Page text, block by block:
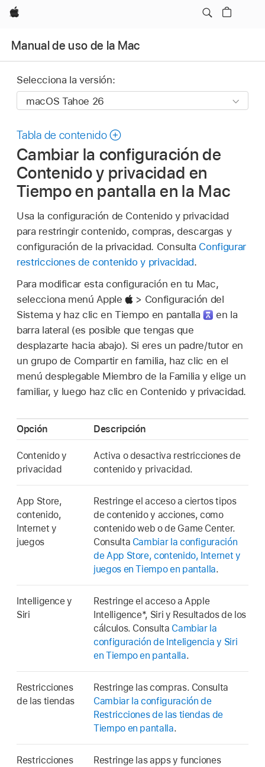
Apple
Manual de uso de la Mac
Selecciona la versión:
Tabla de contenido
Cambiar la configuración de
Contenido y privacidad en
Tiempo en pantalla en la Mac
Usa la configuración de Contenido y privacidad
para restringir contenido, compras, descargas y
configuración de la privacidad. Consulta Configurar
restricciones de contenido y privacidad.
Para modificar esta configuración en tu Mac,
selecciona menú Apple
> Configuración del
Sistema y haz clic en Tiempo en pantalla
en la
barra lateral (es posible que tengas que
desplazarte hacia abajo). Si eres un padre/tutor en
un grupo de Compartir en familia, haz clic en el
menú desplegable Miembro de la Familia y elige un
familiar, y luego haz clic en Contenido y privacidad.
Opción Descripción
Contenido y
privacidad
Activa o desactiva restricciones de
contenido y privacidad.
App Store,
contenido,
Internet y
juegos
Restringe el acceso a ciertos tipos
de contenido y acciones, como
contenido web o de Game Center.
Consulta Cambiar la configuración
de App Store, contenido, Internet y
juegos en Tiempo en pantalla.
Intelligence y
Siri
Restringe el acceso a Apple
Intelligence*, Siri y Resultados de los
cálculos. Consulta Cambiar la
configuración de Inteligencia y Siri
en Tiempo en pantalla.
Restricciones
de las tiendas
Restringe las compras. Consulta
Cambiar la configuración de
Restricciones de las tiendas de
Tiempo en pantalla.
Restricciones
Restringe las apps y funciones